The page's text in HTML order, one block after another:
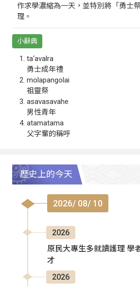
作求學濃縮為一天，並特別將「勇士
理。
小辭典
ta‘avalra
勇士成年禮
molapangolai
祖靈祭
asavasavahe
男性青年
atamatama
父字輩的稱呼
歷史上的今天
2026/ 08/ 10
2026
原民大專生多就讀護理 學
才
2026